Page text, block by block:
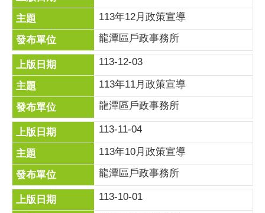
113年12月政策宣導
龍潭區戶政事務所
113-12-03
113年11月政策宣導
龍潭區戶政事務所
113-11-04
113年10月政策宣導
龍潭區戶政事務所
113-10-01